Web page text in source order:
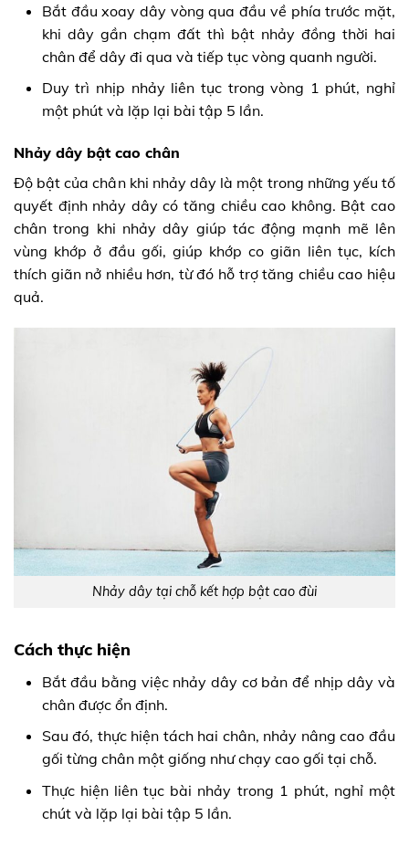
Bắt đầu xoay dây vòng qua đầu về phía trước mặt,
khi dây gần chạm đất thì bật nhảy đồng thời hai
chân để dây đi qua và tiếp tục vòng quanh người.
Duy trì nhịp nhảy liên tục trong vòng 1 phút, nghỉ
một phút và lặp lại bài tập 5 lần.
Nhảy dây bật cao chân
Độ bật của chân khi nhảy dây là một trong những yếu tố
quyết định nhảy dây có tăng chiều cao không. Bật cao
chân trong khi nhảy dây giúp tác động mạnh mẽ lên
vùng khớp ở đầu gối, giúp khớp co giãn liên tục, kích
thích giãn nở nhiều hơn, từ đó hỗ trợ tăng chiều cao hiệu
quả.
Nhảy dây tại chỗ kết hợp bật cao đùi
Cách thực hiện
Bắt đầu bằng việc nhảy dây cơ bản để nhịp dây và
chân được ổn định.
Sau đó, thực hiện tách hai chân, nhảy nâng cao đầu
gối từng chân một giống như chạy cao gối tại chỗ.
Thực hiện liên tục bài nhảy trong 1 phút, nghỉ một
chút và lặp lại bài tập 5 lần.